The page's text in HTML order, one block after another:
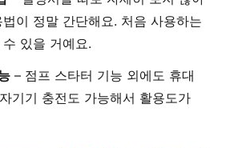
이 정말 간단해요. 처음 사용하는
있을 거예요.
– 점프 스타터 기능 외에도 휴대
기기 충전도 가능해서 활용도가